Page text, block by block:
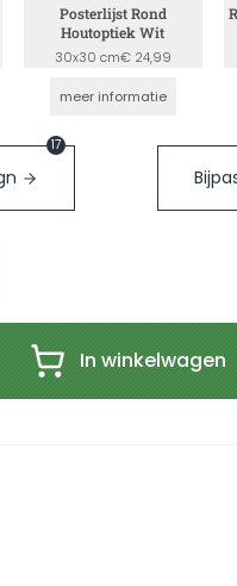
Posterlijst Rond
Houtoptiek Wit
30x30 cm€ 24,99
meer informatie
17
In winkelwagen